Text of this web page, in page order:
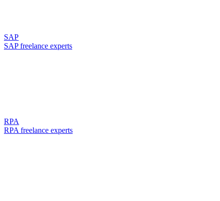
SAP
SAP freelance experts
RPA
RPA freelance experts